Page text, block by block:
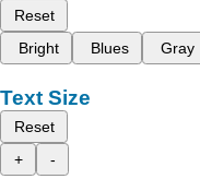
Reset
Bright
Blues Gray
Text Size
Reset
+
-